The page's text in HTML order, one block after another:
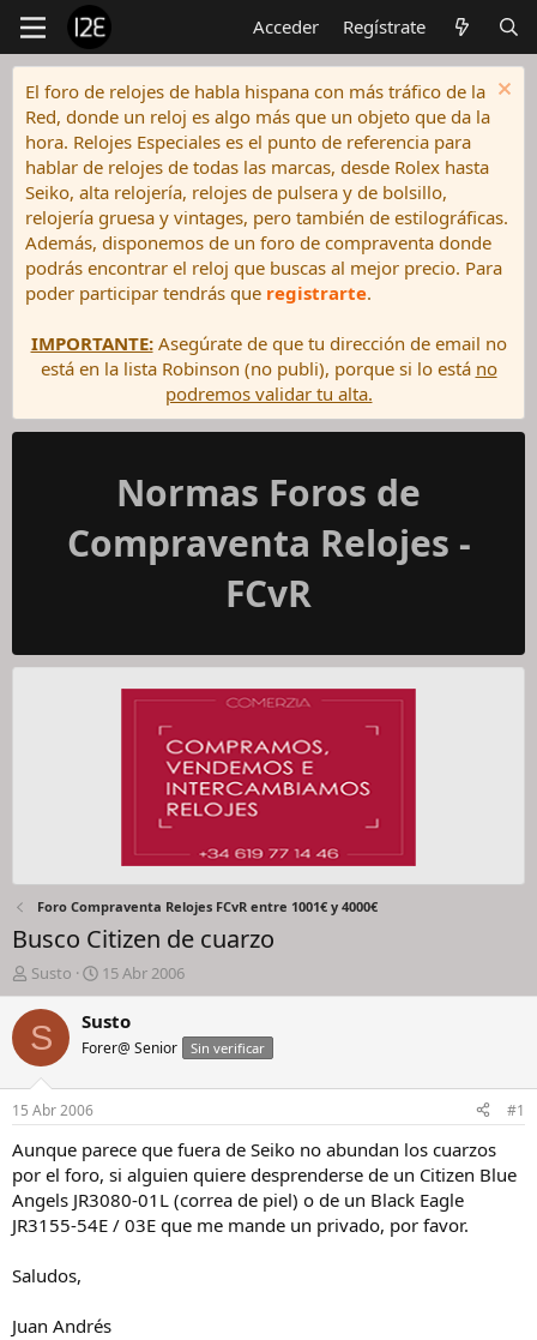
Acceder Regístrate
El foro de relojes de habla hispana con más tráfico de la
Red, donde un reloj es algo más que un objeto que da la
hora. Relojes Especiales es el punto de referencia para
hablar de relojes de todas las marcas, desde Rolex hasta
Seiko, alta relojería, relojes de pulsera y de bolsillo,
relojería gruesa y vintages, pero también de estilográficas.
Además, disponemos de un foro de compraventa donde
podrás encontrar el reloj que buscas al mejor precio. Para
poder participar tendrás que registrarte.
IMPORTANTE:Asegúrate de que tu dirección de email no
está en la lista Robinson (no publi), porque si lo está no
podremos validar tu alta.
Normas Foros de
Compraventa Relojes -
FCvR
Foro Compraventa Relojes FCvR entre 1001€ y 4000€
Busco Citizen de cuarzo
I
n
i
c
a
d
o
r
e
l
h
l
Susto
F
e
c
a
i
n
c
i
o
15 Abr 2006
S Susto
Forer@ Senior Sin verificar
15 Abr 2006 #1
Aunque parece que fuera de Seiko no abundan los cuarzos
por el foro, si alguien quiere desprenderse de un Citizen Blue
Angels JR3080-01L (correa de piel) o de un Black Eagle
JR3155-54E / 03E que me mande un privado, por favor.
Saludos,
Juan Andrés